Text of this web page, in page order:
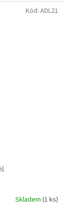
Skladem (1 ks)
Kód: ADL21